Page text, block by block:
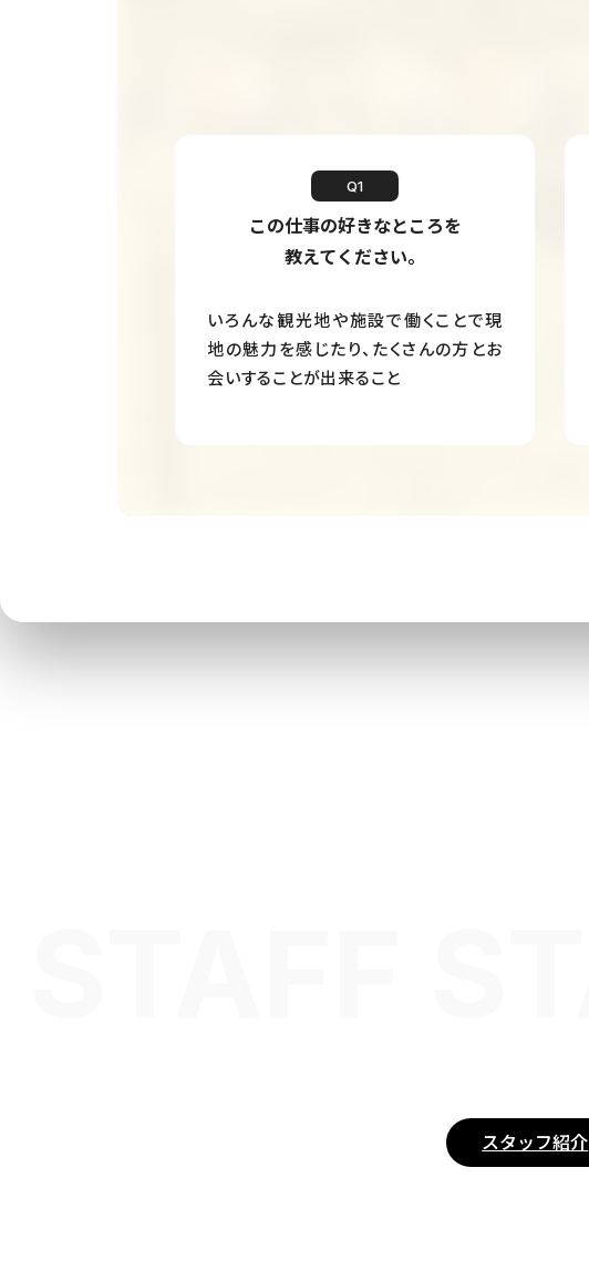
Q1
この仕事の好きなところを
教えてください。
いろんな観光地や施設で働くことで現
地の魅力を感じたり、たくさんの方とお
会いすることが出来ること
スタッフ紹介